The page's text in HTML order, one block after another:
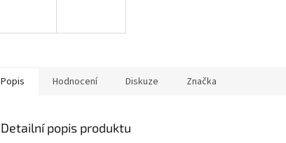
Popis Hodnocení Diskuze Značka
Detailní popis produktu